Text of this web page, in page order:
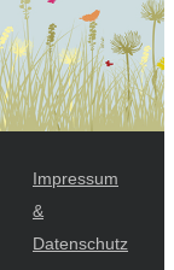
Impressum
&
Datenschutz